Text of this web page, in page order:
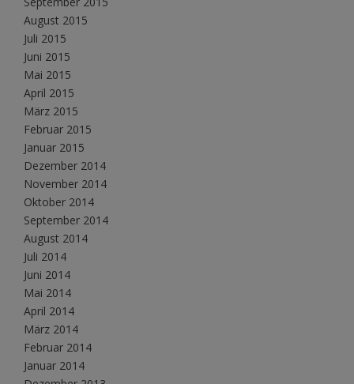
August 2015
Juli 2015
Juni 2015
Mai 2015
April 2015
März 2015
Februar 2015
Januar 2015
Dezember 2014
November 2014
Oktober 2014
September 2014
August 2014
Juli 2014
Juni 2014
Mai 2014
April 2014
März 2014
Februar 2014
Januar 2014